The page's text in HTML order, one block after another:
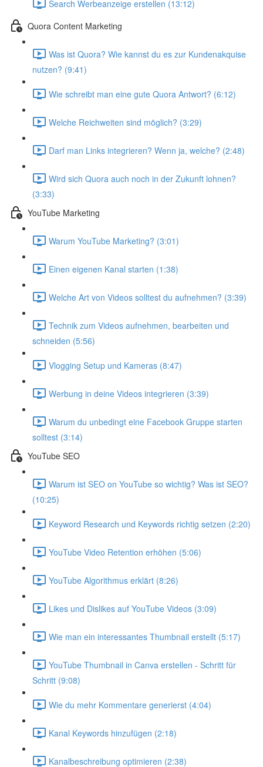
Search Werbeanzeige erstellen (13:12)
Quora Content Marketing
Was ist Quora? Wie kannst du es zur Kundenakquise
nutzen? (9:41)
Wie schreibt man eine gute Quora Antwort? (6:12)
Welche Reichweiten sind möglich? (3:29)
Darf man Links integrieren? Wenn ja, welche? (2:48)
Wird sich Quora auch noch in der Zukunft lohnen?
(3:33)
YouTube Marketing
Warum YouTube Marketing? (3:01)
Einen eigenen Kanal starten (1:38)
Welche Art von Videos solltest du aufnehmen? (3:39)
Technik zum Videos aufnehmen, bearbeiten und
schneiden (5:56)
Vlogging Setup und Kameras (8:47)
Werbung in deine Videos integrieren (3:39)
Warum du unbedingt eine Facebook Gruppe starten
solltest (3:14)
YouTube SEO
Warum ist SEO on YouTube so wichtig? Was ist SEO?
(10:25)
Keyword Research und Keywords richtig setzen (2:20)
YouTube Video Retention erhöhen (5:06)
YouTube Algorithmus erklärt (8:26)
Likes und Dislikes auf YouTube Videos (3:09)
Wie man ein interessantes Thumbnail erstellt (5:17)
YouTube Thumbnail in Canva erstellen - Schritt für
Schritt (9:08)
Wie du mehr Kommentare generierst (4:04)
Kanal Keywords hinzufügen (2:18)
Kanalbeschreibung optimieren (2:38)